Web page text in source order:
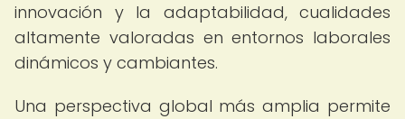
innovación y la adaptabilidad, cualidades
altamente valoradas en entornos laborales
dinámicos y cambiantes.
Una perspectiva global más amplia permite